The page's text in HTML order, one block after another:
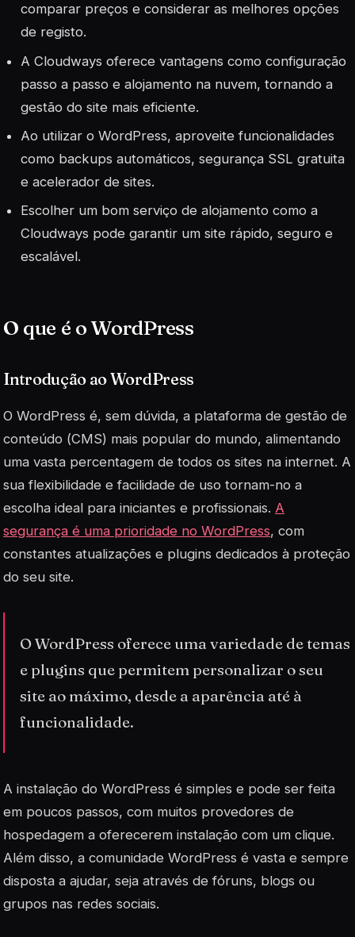
comparar preços e considerar as melhores opções
de registo.
A Cloudways oferece vantagens como configuração
passo a passo e alojamento na nuvem, tornando a
gestão do site mais eficiente.
Ao utilizar o WordPress, aproveite funcionalidades
como backups automáticos, segurança SSL gratuita
e acelerador de sites.
Escolher um bom serviço de alojamento como a
Cloudways pode garantir um site rápido, seguro e
escalável.
O que é o WordPress
Introdução ao WordPress
O WordPress é, sem dúvida, a plataforma de gestão de
conteúdo (CMS) mais popular do mundo, alimentando
uma vasta percentagem de todos os sites na internet. A
sua flexibilidade e facilidade de uso tornam-no a
escolha ideal para iniciantes e profissionais. A
segurança é uma prioridade no WordPress, com
constantes atualizações e plugins dedicados à proteção
do seu site.
O WordPress oferece uma variedade de temas
e plugins que permitem personalizar o seu
site ao máximo, desde a aparência até à
funcionalidade.
A instalação do WordPress é simples e pode ser feita
em poucos passos, com muitos provedores de
hospedagem a oferecerem instalação com um clique.
Além disso, a comunidade WordPress é vasta e sempre
disposta a ajudar, seja através de fóruns, blogs ou
grupos nas redes sociais.